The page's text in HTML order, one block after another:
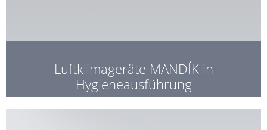
Luftklimageräte MANDÍK in
Hygieneausführung